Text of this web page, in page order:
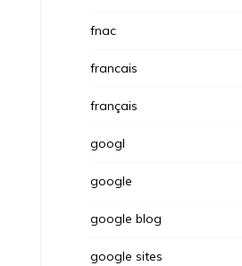
fnac
francais
français
googl
google
google blog
google sites